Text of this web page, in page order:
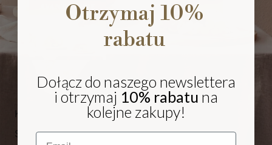
Kieliszki i pokale
Szklanki
Otrzymaj 10%
rabatu
Dołącz do naszego newslettera
i otrzymaj 10% rabatu na
kolejne zakupy!
Email